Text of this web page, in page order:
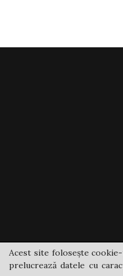
Acest site folosește
prelucrează datele cu